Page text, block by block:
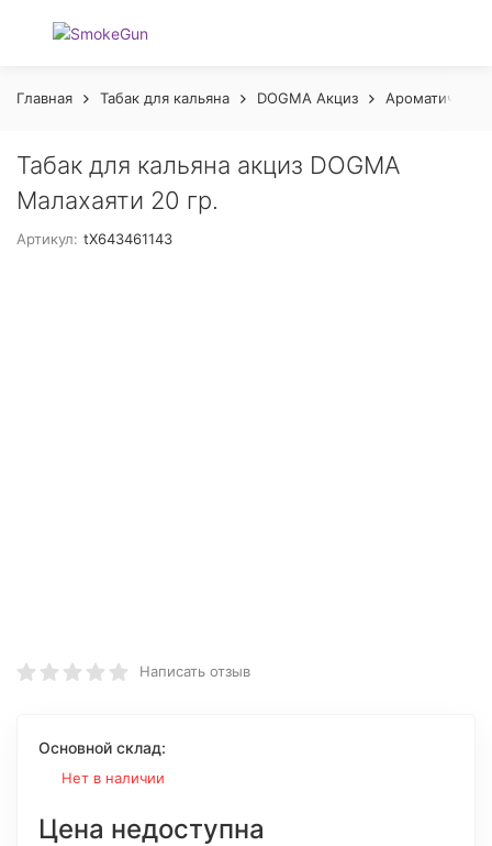
Главная Табак для кальяна DOGMA Акциз
Табак для кальяна акциз DOGMA
Малахаяти 20 гр.
Артикул: tX643461143
Написать отзыв
Основной склад:
Нет в наличии
Цена недоступна